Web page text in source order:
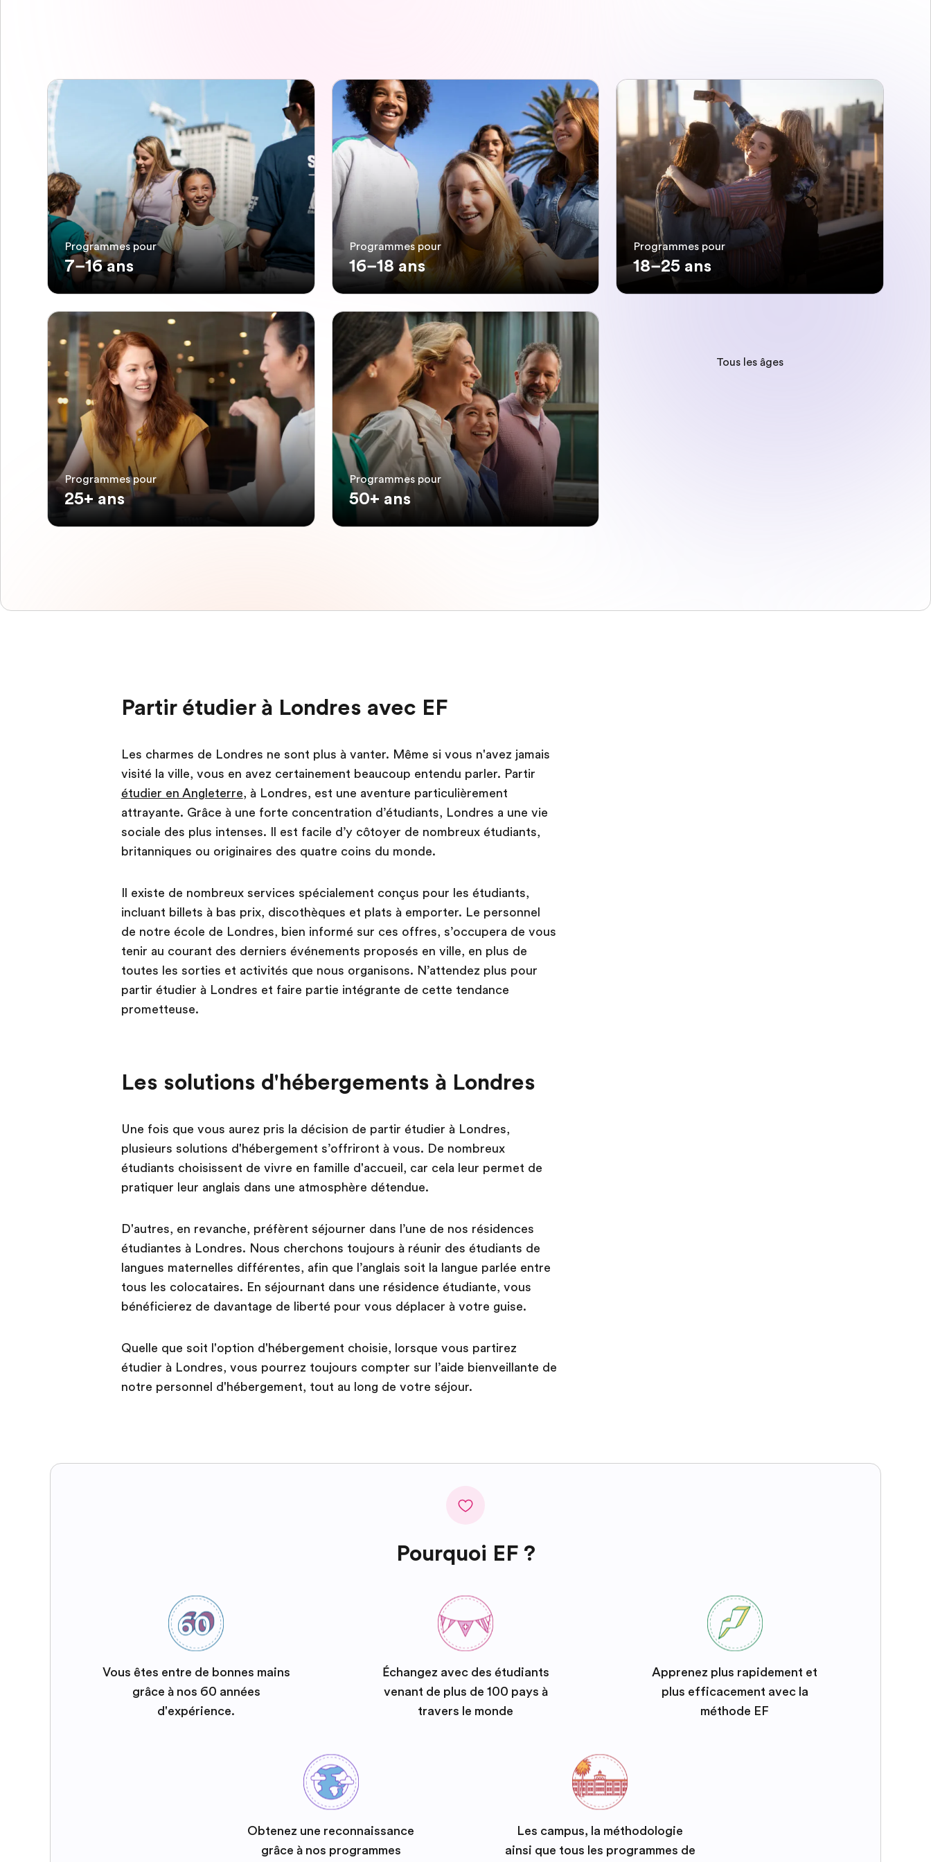
Programmes pour
7–16 ans
Programmes pour
16–18 ans
Programmes pour
18–25 ans
Programmes pour
25+ ans
Programmes pour
50+ ans
Tous les âges
Partir étudier à Londres avec EF
Les charmes de Londres ne sont plus à vanter. Même si vous n'avez jamais
visité la ville, vous en avez certainement beaucoup entendu parler. Partir
étudier en Angleterre, à Londres, est une aventure particulièrement
attrayante. Grâce à une forte concentration d’étudiants, Londres a une vie
sociale des plus intenses. Il est facile d’y côtoyer de nombreux étudiants,
britanniques ou originaires des quatre coins du monde.
Il existe de nombreux services spécialement conçus pour les étudiants,
incluant billets à bas prix, discothèques et plats à emporter. Le personnel
de notre école de Londres, bien informé sur ces offres, s’occupera de vous
tenir au courant des derniers événements proposés en ville, en plus de
toutes les sorties et activités que nous organisons. N’attendez plus pour
partir étudier à Londres et faire partie intégrante de cette tendance
prometteuse.
Les solutions d'hébergements à Londres
Une fois que vous aurez pris la décision de partir étudier à Londres,
plusieurs solutions d'hébergement s’offriront à vous. De nombreux
étudiants choisissent de vivre en famille d'accueil, car cela leur permet de
pratiquer leur anglais dans une atmosphère détendue.
D'autres, en revanche, préfèrent séjourner dans l’une de nos résidences
étudiantes à Londres. Nous cherchons toujours à réunir des étudiants de
langues maternelles différentes, afin que l’anglais soit la langue parlée entre
tous les colocataires. En séjournant dans une résidence étudiante, vous
bénéficierez de davantage de liberté pour vous déplacer à votre guise.
Quelle que soit l'option d'hébergement choisie, lorsque vous partirez
étudier à Londres, vous pourrez toujours compter sur l’aide bienveillante de
notre personnel d'hébergement, tout au long de votre séjour.
Pourquoi EF ?
Vous êtes entre de bonnes mains
grâce à nos 60 années
d'expérience.
Échangez avec des étudiants
venant de plus de 100 pays à
travers le monde
Apprenez plus rapidement et
plus efficacement avec la
méthode EF
Obtenez une reconnaissance
grâce à nos programmes
Les campus, la méthodologie
ainsi que tous les programmes de